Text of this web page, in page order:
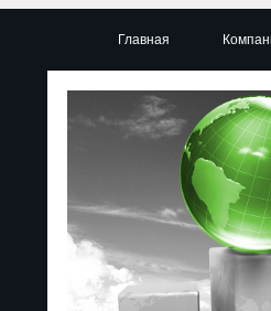
Главная